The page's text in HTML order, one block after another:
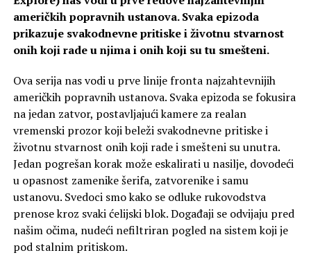
američkih popravnih ustanova. Svaka epizoda
prikazuje svakodnevne pritiske i životnu stvarnost
onih koji rade u njima i onih koji su tu smešteni.
Ova serija nas vodi u prve linije fronta najzahtevnijih
američkih popravnih ustanova. Svaka epizoda se fokusira
na jedan zatvor, postavljajući kamere za realan
vremenski prozor koji beleži svakodnevne pritiske i
životnu stvarnost onih koji rade i smešteni su unutra.
Jedan pogrešan korak može eskalirati u nasilje, dovodeći
u opasnost zamenike šerifa, zatvorenike i samu
ustanovu. Svedoci smo kako se odluke rukovodstva
prenose kroz svaki ćelijski blok. Događaji se odvijaju pred
našim očima, nudeći nefiltriran pogled na sistem koji je
pod stalnim pritiskom.